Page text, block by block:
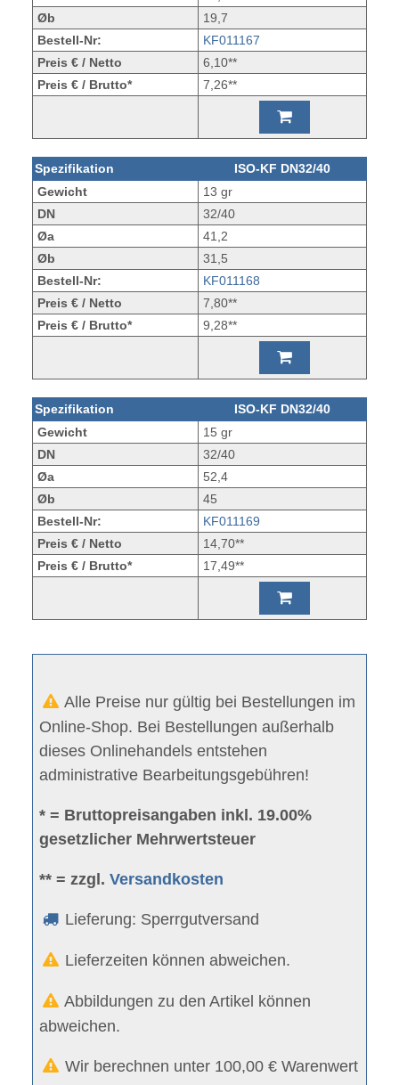
Øb
19,7
Bestell-Nr:
KF011167
Preis € / Netto
6,10**
Preis € / Brutto*
7,26**
Spezifikation
ISO-KF DN32/40
Gewicht
13 gr
DN
32/40
Øa
41,2
Øb
31,5
Bestell-Nr:
KF011168
Preis € / Netto
7,80**
Preis € / Brutto*
9,28**
Spezifikation
ISO-KF DN32/40
Gewicht
15 gr
DN
32/40
Øa
52,4
Øb
45
Bestell-Nr:
KF011169
Preis € / Netto
14,70**
Preis € / Brutto*
17,49**
Alle Preise nur gültig bei Bestellungen im
Online-Shop. Bei Bestellungen außerhalb
dieses Onlinehandels entstehen
administrative Bearbeitungsgebühren!
* = Bruttopreisangaben inkl. 19.00%
gesetzlicher Mehrwertsteuer
** = zzgl.Versandkosten
Lieferung: Sperrgutversand
Lieferzeiten können abweichen.
Abbildungen zu den Artikel können
abweichen.
Wir berechnen unter 100,00 € Warenwert